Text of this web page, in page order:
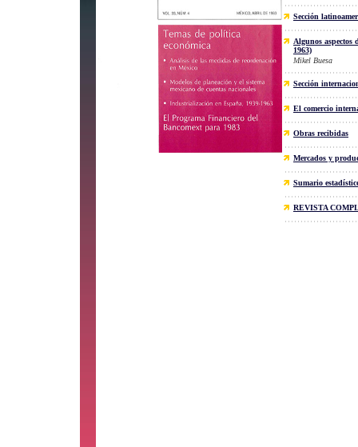
Sección
Algunos aspectos
1963)
Mikel Buesa
Sección
El comercio
Obras recibidas
Mercados y
Sumario
REVISTA